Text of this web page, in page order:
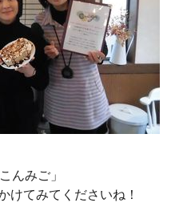
んみご」
けてみてくださいね！